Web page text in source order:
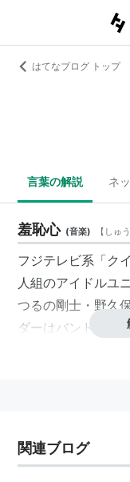
はてなブログ トップ
言葉の解説 ネ
羞恥心 (音楽) 【 しゅ
フジテレビ系「ク
人組のアイドルユ
つるの剛士 ・ 野久
ダーはバンドの経
のは？」*1という
めなかったことか
関連ブログ